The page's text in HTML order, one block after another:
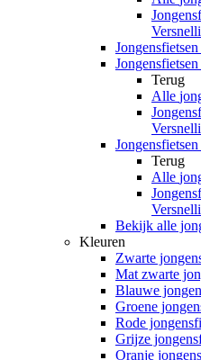
Terug
Alle
Terug
Alle
Bekijk alle
Kleuren
Zwarte
Mat zwarte
Blauwe
Groene
Rode
Grijze
Oranje